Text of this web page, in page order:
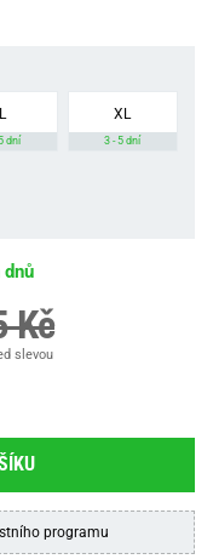
L
dní
XL
3 - 5 dní
Kč
slevou
programu